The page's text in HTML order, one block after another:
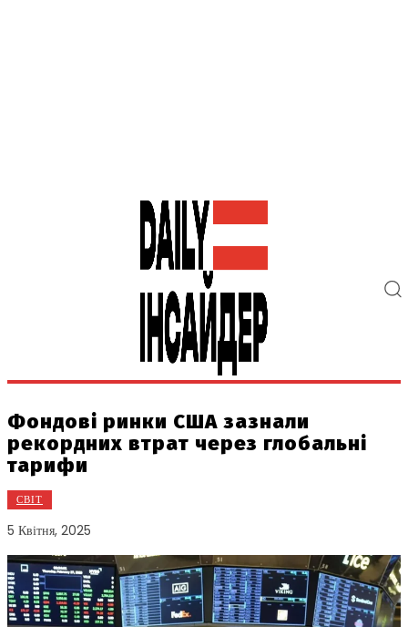
Фондові ринки США зазнали
рекордних втрат через глобальні
тарифи
СВІТ
5 Квітня, 2025